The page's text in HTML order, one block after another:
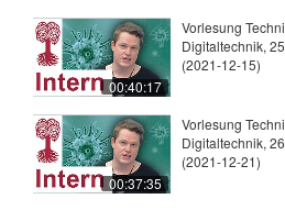
00:40:17
Vorlesung
Digitaltechnik,
(2021-12-15)
00:37:35
Vorlesung
Digitaltechnik,
(2021-12-21)